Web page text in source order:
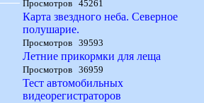
Просмотров 45261
Карта звездного неба. Северное
полушарие.
Просмотров 39593
Летние прикормки для леща
Просмотров 36959
Тест автомобильных
видеорегистраторов